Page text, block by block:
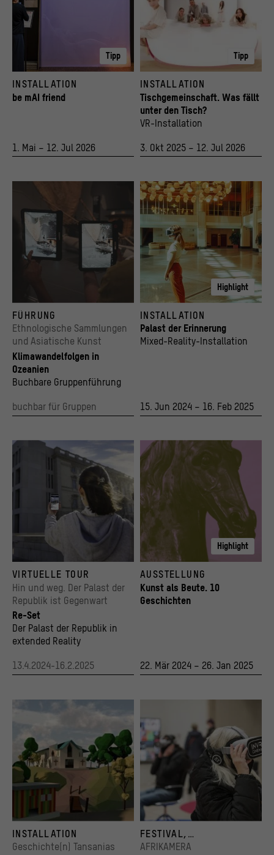
Tipp
© Stiftung Humboldt Forum im Berliner Schloss, Foto: Stefanie Loos
INSTALLATION
be mAI friend
1. Mai – 12. Jul 2026
Tipp
© Stiftung Humboldt Forum im Berliner
INSTALLATION
Tischgemeinschaft. Was fällt
unter den Tisch?
VR-Installation
3. Okt 2025 – 12. Jul 2026
FÜHRUNG
Ethnologische Sammlungen
und Asiatische Kunst
Klimawandelfolgen in
Ozeanien
Buchbare Gruppenführung
buchbar für Gruppen
Highlight
© Stiftung Humboldt Forum im Berliner
INSTALLATION
Palast der Erinnerung
Mixed-Reality-Installation
15. Jun 2024 – 16. Feb 2025
© Stiftung Humboldt Forum im Berliner Schloss, Foto: Andreas König
VIRTUELLE TOUR
Hin und weg. Der Palast der
Republik ist Gegenwart
Re-Set
Der Palast der Republik in
extended Reality
13.4.2024-16.2.2025
Highlight
AUSSTELLUNG
Kunst als Beute. 10
Geschichten
22. Mär 2024 – 26. Jan 2025
© Arafa Hamadi
INSTALLATION
Geschichte(n) Tansanias
Besucher*innen sehen VR-Produktionen
© Stiftung Humboldt Forum im Berliner
FESTIVAL,
VIDEOINSTALLATION
AFRIKAMERA